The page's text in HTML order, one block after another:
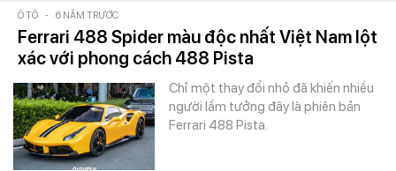
Ô TÔ - 6 NĂM TRƯỚC
Ferrari 488 Spider màu độc nhất Việt Nam lột
xác với phong cách 488 Pista
Chỉ một thay đổi nhỏ đã khiến nhiều
người lầm tưởng đây là phiên bản
Ferrari 488 Pista.